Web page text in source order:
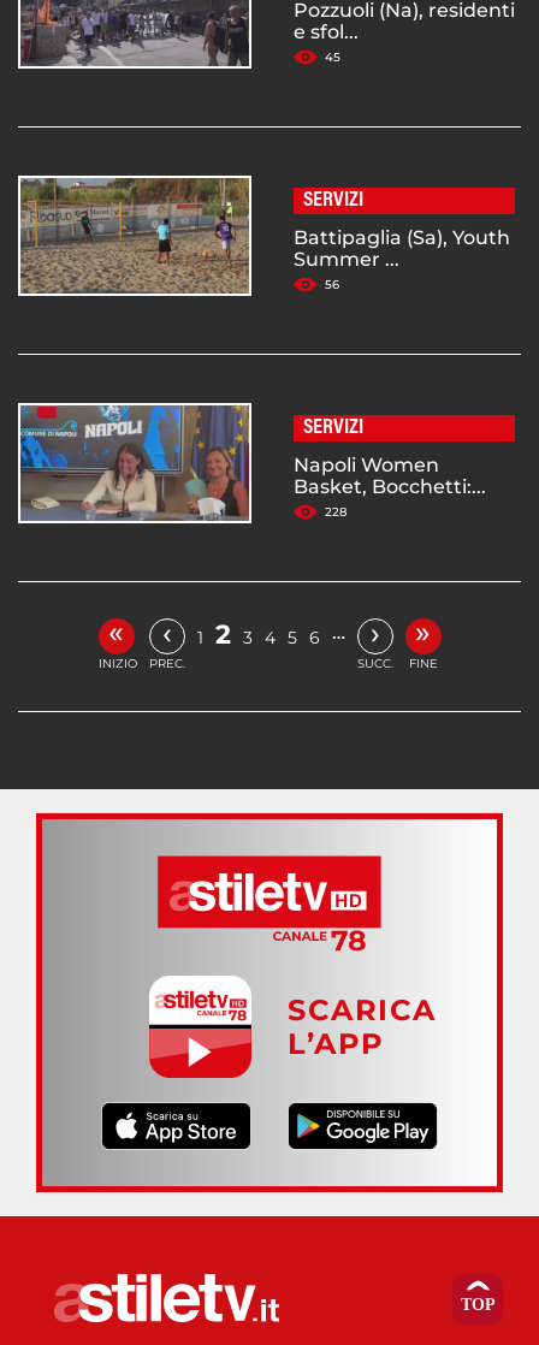
Pozzuoli (Na), residenti
e sfol...
45
SERVIZI
Battipaglia (Sa), Youth
Summer ...
56
SERVIZI
Napoli Women
Basket, Bocchetti:...
228
«
INIZIO
‹
PREC.
1 2 3 4 5 6 … ›
SUCC.
»
FINE
SCARICA
L’APP